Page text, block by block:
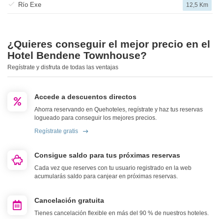
Río Exe 12,5 Km
¿Quieres conseguir el mejor precio en el
Hotel Bendene Townhouse?
Regístrate y disfruta de todas las ventajas
Accede a descuentos directos
Ahorra reservando en Quehoteles, regístrate y haz tus reservas
logueado para conseguir los mejores precios.
Regístrate gratis
Consigue saldo para tus próximas reservas
Cada vez que reserves con tu usuario registrado en la web
acumularás saldo para canjear en próximas reservas.
Cancelación gratuita
Tienes cancelación flexible en más del 90 % de nuestros hoteles.